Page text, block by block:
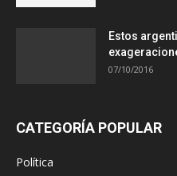
Estos
07/10/2016
CATEGORÍA POPULAR
Política